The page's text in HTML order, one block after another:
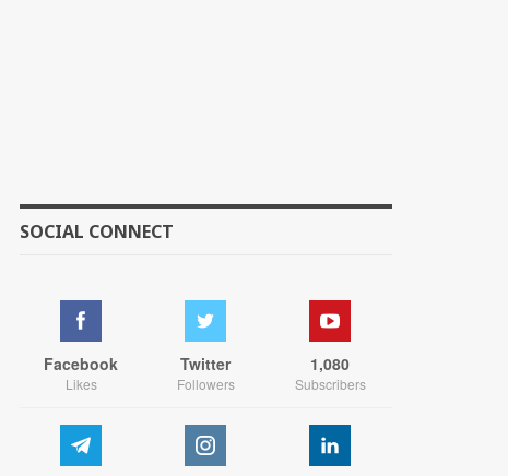
SOCIAL CONNECT
Facebook
Likes
Twitter
Followers
1,080
Subscribers